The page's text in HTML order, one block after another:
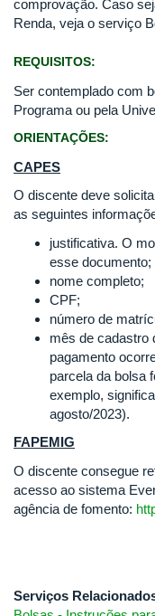
comprovação. Caso
Renda, veja o serviço
REQUISITOS:
Ser contemplado com
Programa ou pela
ORIENTAÇÕES:
CAPES
O discente deve
as seguintes
justificativa. O
esse documento;
nome completo;
CPF;
número de
mês de cadastro
pagamento
parcela da bolsa
exemplo,
agosto/2023).
FAPEMIG
O discente consegue
acesso ao sistema
agência de fomento:
Serviços